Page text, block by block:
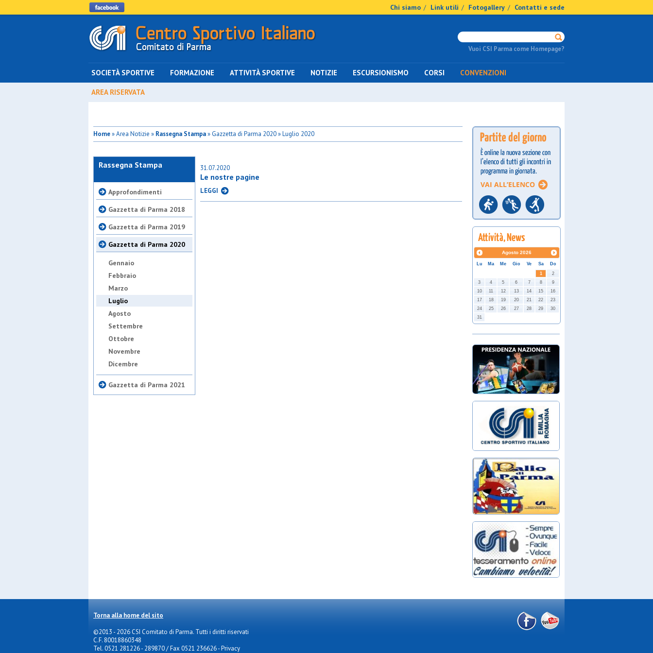
Chi siamo / Link utili / Fotogallery / Contatti e sede
Vuoi CSI Parma come Homepage?
SOCIETÀ SPORTIVE FORMAZIONE ATTIVITÀ SPORTIVE NOTIZIE ESCURSIONISMO CORSI CONVENZIONI
AREA RISERVATA
Home» Area Notizie » Rassegna Stampa» Gazzetta di Parma 2020 » Luglio 2020
Rassegna Stampa
Approfondimenti
Gazzetta di Parma 2018
Gazzetta di Parma 2019
Gazzetta di Parma 2020
Gennaio
Febbraio
Marzo
Luglio
Agosto
Settembre
Ottobre
Novembre
Dicembre
Gazzetta di Parma 2021
31.07.2020
Le nostre pagine
LEGGI
Agosto 2026
Lu Ma Me Gio Ve Sa
Do
1
2
3
4 5 6 7 8
9
10
11 12 13 14 15
16
17
18 19 20 21 22
23
24
25 26 27 28 29
30
31
Torna alla home del sito
©2013 - 2026 CSI Comitato di Parma. Tutti i diritti riservati
C.F. 80018860348
Tel. 0521 281226 - 289870 / Fax 0521 236626-Privacy